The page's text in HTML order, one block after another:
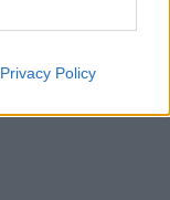
Privacy Policy